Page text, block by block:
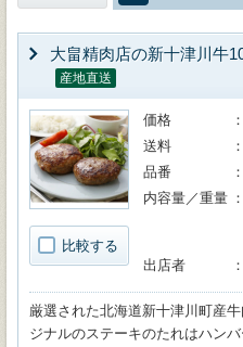
大畠精肉店の新十津川牛
産地直送
比較する
価格
送料
品番
内容量／重量
出店者
厳選された北海道新十津川町産
ジナルのステーキのたれはハン